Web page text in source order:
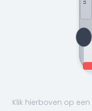
Klik hierboven op